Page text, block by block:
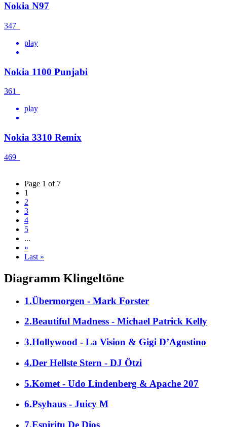
Nokia N97
347
play
Nokia 1100 Punjabi
361
play
Nokia 3310 Remix
469
Page 1 of 7
1
2
3
4
5
...
»
Last »
Diagramm Klingeltöne
1.Übermorgen - Mark Forster
2.Beautiful Madness - Michael Patrick Kelly
3.Hollywood - La Vision & Gigi D’Agostino
4.Der Hellste Stern - DJ Ötzi
5.Komet - Udo Lindenberg & Apache 207
6.Psyhaus - Juicy M
7.Espiritu De Dios